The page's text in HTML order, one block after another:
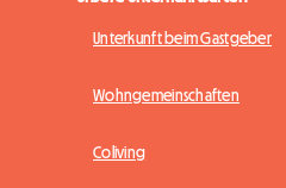
Unterkunft beim Gastgeber
Wohngemeinschaften
Coliving